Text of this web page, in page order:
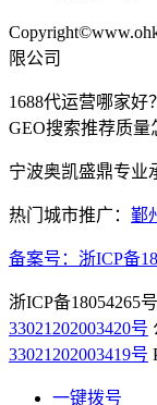
限公司
1688代运营哪家好
GEO搜索推荐质量
宁波奥凯盛鼎专业
热门城市推广： 鄞
备案号： 浙ICP备
浙ICP备18054265
33021202003420号
33021202003419号
一键拨号